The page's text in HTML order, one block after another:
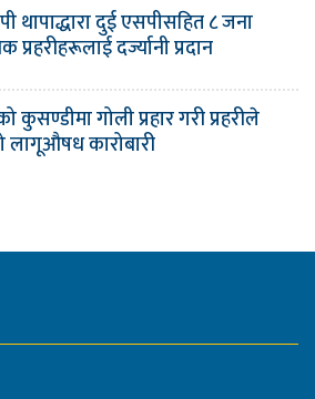
थापाद्धारा दुई एसपीसहित ८ जना
प्रहरीहरूलाई दर्ज्यानी प्रदान
कुसण्डीमा गोली प्रहार गरी प्रहरीले
लागूऔषध कारोबारी